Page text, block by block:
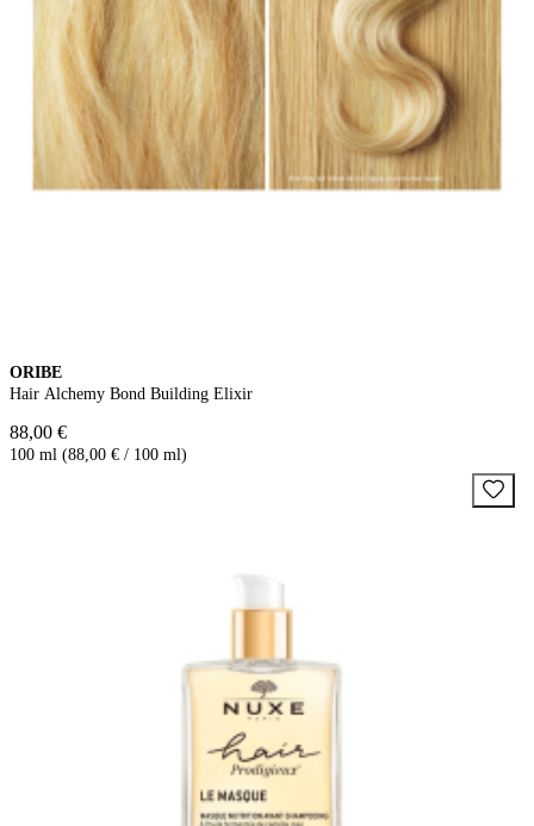
ORIBE
Hair Alchemy Bond Building Elixir
88,00 €
100 ml (88,00 € / 100 ml)